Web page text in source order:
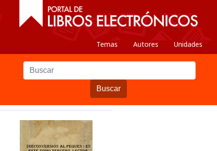
Temas Autores Unidades
Buscar